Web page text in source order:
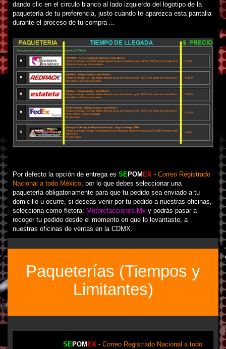
dando clic en el circulo blanco al lado izquierdo del logotipo de la
paquetería de tu preferencia, justo cuando te aparezca esta pantalla
durante el proceso de tu compra ...
Por defecto la opción de entrega es SEPOM EX - Correo Registrado
Nacional a todo México, por lo que debes seleccionar una
paquetería obligatoriamente para que tu pedido sea enviado a tu
domicilio u ocurre, si deseas venir por tu pedido a nuestras oficinas,
selecciona como fletera: Motorefacciones.Mx y podrás pasar a
recoger tu pedido desde el momento en que lo levantaste, a
nuestras oficinas de ventas en la CDMX.
Paqueterías (Tiempos y
Limitantes)
SEPOM EX - Correo Registrado Nacional a todo